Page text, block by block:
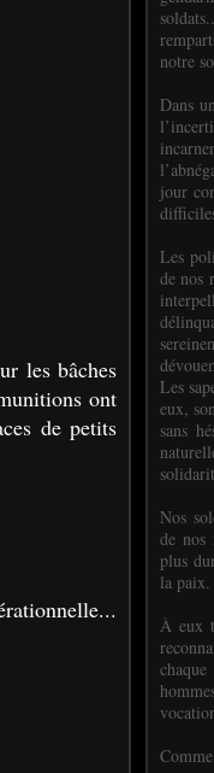
les bâches
ont
de petits
notre
Dans
jour
Les
de nos
Les
eux,
sans
Nos
de nos
plus
la paix.
À eux